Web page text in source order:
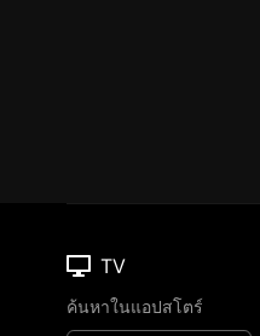
TV
ค้นหาในแอปสโตร์